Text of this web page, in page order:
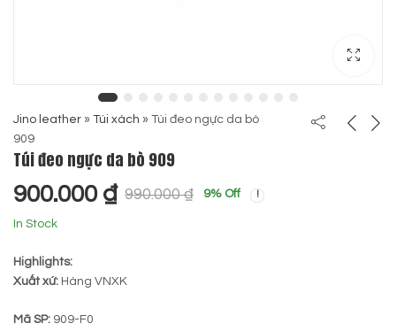
Jino leather » Túi xách » Túi đeo ngực da bò
909
Túi đeo ngực da bò 909
990.000₫
900.000 ₫ 9% Off
In Stock
Highlights:
Xuất xứ: Hàng VNXK
Mã SP: 909-F0